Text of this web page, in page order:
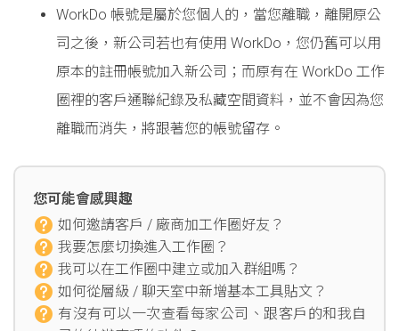
WorkDo 帳號是屬於您個人的，當您離職，離開原公
司之後，新公司若也有使用 WorkDo，您仍舊可以用
原本的註冊帳號加入新公司；而原有在 WorkDo 工作
圈裡的客戶通聯紀錄及私藏空間資料，並不會因為您
離職而消失，將跟著您的帳號留存。
您可能會感興趣
如何邀請客戶 / 廠商加工作圈好友？
我要怎麼切換進入工作圈？
我可以在工作圈中建立或加入群組嗎？
如何從層級 / 聊天室中新增基本工具貼文？
有沒有可以一次查看每家公司、跟客戶的和我自